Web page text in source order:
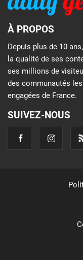
À PROPOS
Depuis plus de 10
la qualité de ses
ses millions de
des communautés
engagées de France.
SUIVEZ-NOUS